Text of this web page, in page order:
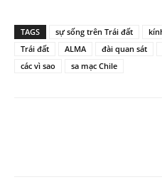
TAGS sự sống trên Trái đất
Trái đất
ALMA đài quan sát
các vì sao
sa mạc Chile